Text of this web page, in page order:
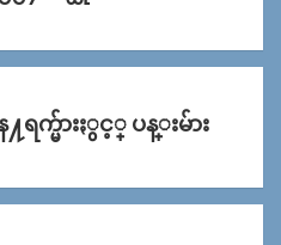
ရက္မ်ားႏွင့္ ပန္းမ်ား